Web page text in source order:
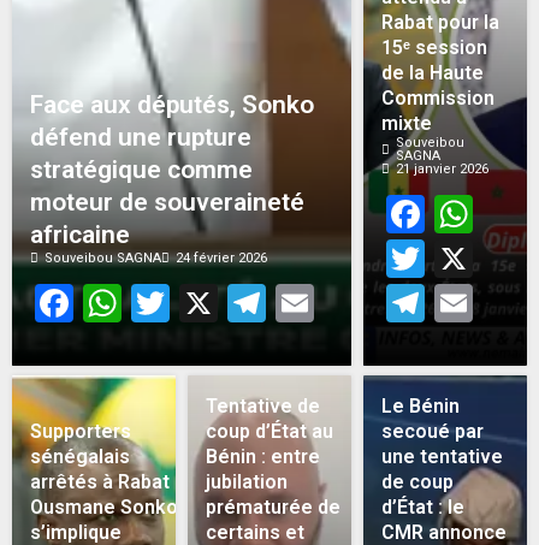
Face aux députés, Sonko
défend une rupture
stratégique comme
moteur de souveraineté
africaine
Souveibou SAGNA 24 février 2026
Facebook
WhatsApp
Twitter
X Telegram
Email
Rabat pour la
15ᵉ session
de la Haute
Commission
mixte
Souveibou
SAGNA
21 janvier 2026
X
Supporters
sénégalais
arrêtés à Rabat :
Ousmane Sonko
s’implique
Tentative de
coup d’État au
Bénin : entre
jubilation
prématurée de
certains et
Le Bénin
secoué par
une tentative
de coup
d’État : le
CMR annonce